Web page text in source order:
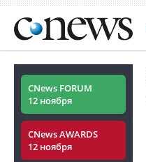
CNews FORUM
12 ноября
CNews AWARDS
12 ноября